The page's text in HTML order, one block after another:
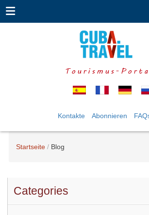
Tourismus-
Kontakte Abonnieren
Startseite Blog
Categories